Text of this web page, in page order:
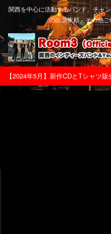
関西を中心に活動するバンド。チャ
の出演依頼、その他ご
【2024年5月】新作CDとTシャツ